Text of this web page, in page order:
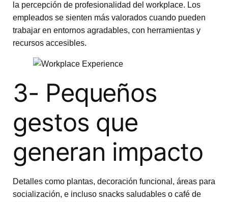
la percepción de profesionalidad del workplace. Los
empleados se sienten más valorados cuando pueden
trabajar en entornos agradables, con herramientas y
recursos accesibles.
3- Pequeños
gestos que
generan impacto
Detalles como plantas, decoración funcional, áreas para
socialización, e incluso snacks saludables o café de